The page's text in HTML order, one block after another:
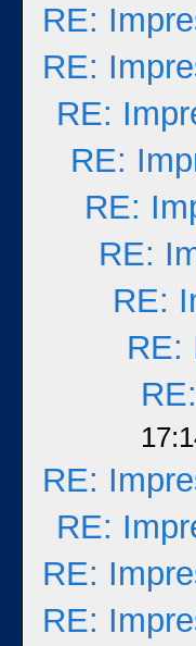
RE:
RE:
RE:
RE:
RE:
RE:
RE:
RE:
RE:
RE:
RE:
RE: